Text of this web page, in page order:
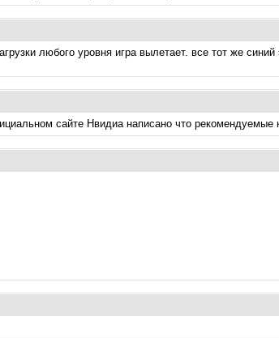
любого уровня игра вылетает. все тот же синий
сайте Нвидиа написано что рекомендуемые